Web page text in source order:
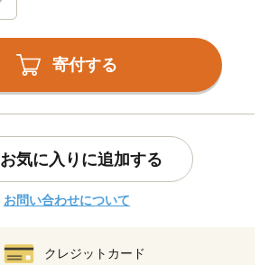
寄付する
お気に入りに追加する
お問い合わせについて
クレジットカード